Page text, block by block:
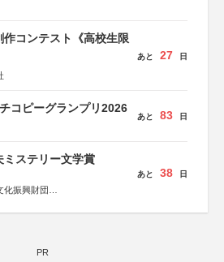
コンテスト《高校生限
あと 27 日
コピーグランプリ2026
あと 83 日
ステリー文学賞
化振興財団
社
あと 38 日
PR